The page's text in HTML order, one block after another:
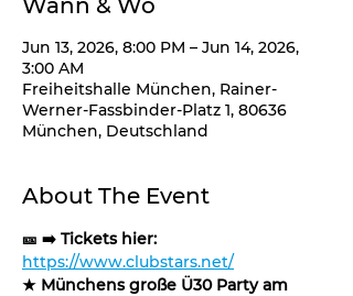
Wann & Wo
Jun 13, 2026, 8:00 PM – Jun 14, 2026,
3:00 AM
Freiheitshalle München, Rainer-
Werner-Fassbinder-Platz 1, 80636
München, Deutschland
About The Event
🎫 ➡️ Tickets hier:
https://www.clubstars.net/
★ Münchens große Ü30 Party am